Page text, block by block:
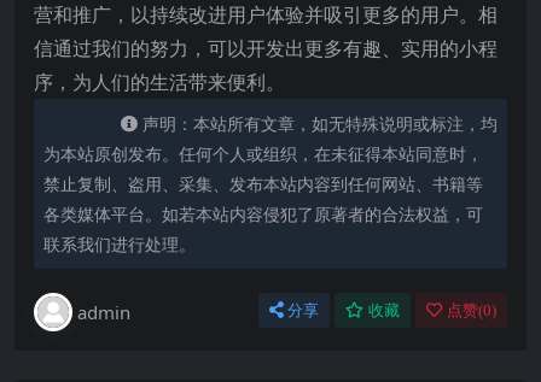
营和推广，以持续改进用户体验并吸引更多的用户。相
信通过我们的努力，可以开发出更多有趣、实用的小程
序，为人们的生活带来便利。
声明：本站所有文章，如无特殊说明或标注，均
为本站原创发布。任何个人或组织，在未征得本站同意时，
禁止复制、盗用、采集、发布本站内容到任何网站、书籍等
各类媒体平台。如若本站内容侵犯了原著者的合法权益，可
联系我们进行处理。
admin 分享 收藏 点赞(0)